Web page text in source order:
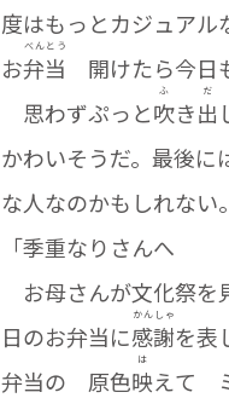
度はもっとカジュアル
お弁
べん
当
とう
開けたら今日
思わずぷっと吹
ふ
き出
だ
かわいそうだ。最後に
な人なのかもしれない
「季重なりさんへ
お母さんが文化祭を
日のお弁当に感
かん
謝
しゃ
を表
弁当の 原色映
は
えて